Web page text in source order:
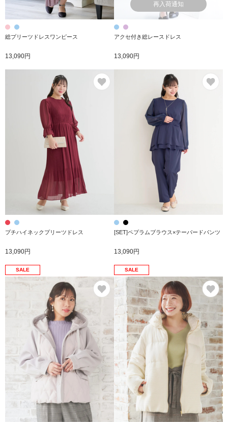
総プリーツドレスワンピース
13,090円
再入荷通知
アクセ付き総レースドレス
13,090円
プチハイネックプリーツドレス
13,090円
[SET]ペプラムブラウス×テーパードパンツ
13,090円
SALE
お気に入り
SALE
お